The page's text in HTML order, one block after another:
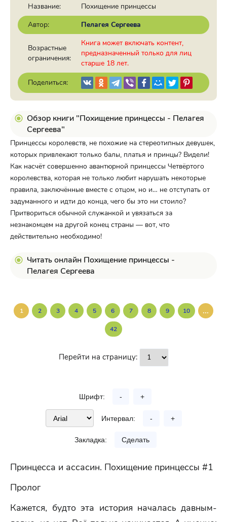
Название:
Похищение принцессы
Автор:
Пелагея Сергеева
Возрастные
ограничения:
Книга может включать контент,
предназначенный только для лиц
старше 18 лет.
Поделиться:
Обзор книги "Похищение принцессы - Пелагея
Сергеева"
Принцессы королевств, не похожие на стереотипных девушек,
которых привлекают только балы, платья и принцы? Видели!
Как насчёт совершенно авантюрной принцессы Четвёртого
королевства, которая не только любит нарушать некоторые
правила, заключённые вместе с отцом, но и… не отступать от
задуманного и идти до конца, чего бы это ни стоило?
Притвориться обычной служанкой и увязаться за
незнакомцем на другой конец страны — вот, что
действительно необходимо!
Читать онлайн Похищение принцессы -
Пелагея Сергеева
1 2 3 4 5 6 7 8 9 10 ...
42
Перейти на страницу:
Шрифт: - +
Интервал: - +
Закладка: Сделать
Принцесса и ассасин. Похищение принцессы #1
Пролог
Кажется, будто эта история началась давным-